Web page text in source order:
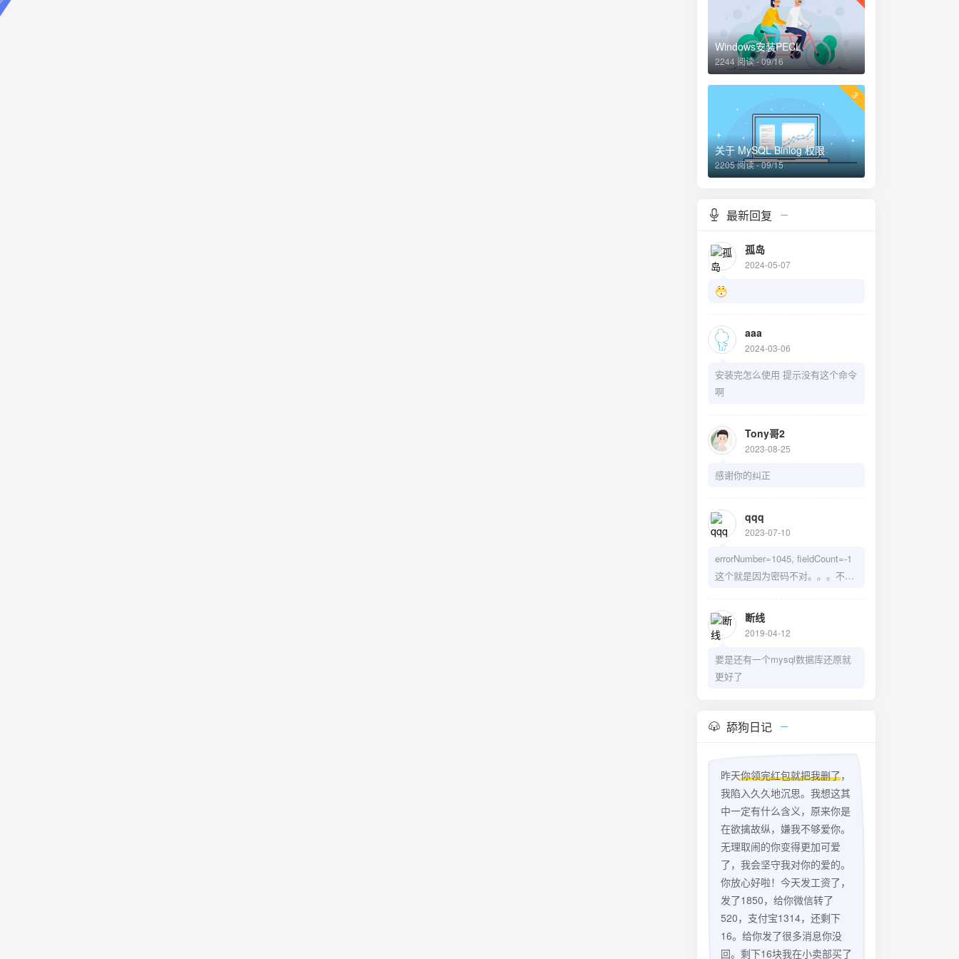
Windows安装PECL
2244 阅读 - 09/16
3
关于 MySQL Binlog 权限
2205 阅读 - 09/15
最新回复
孤岛
2024-05-07
aaa
2024-03-06
安装完怎么使用 提示没有这个命令
啊
Tony哥2
2023-08-25
感谢你的纠正
qqq
2023-07-10
errorNumber=1045, fieldCount=-1
这个就是因为密码不对。。。不是
断线
2019-04-12
要是还有一个mysql数据库还原就
更好了
舔狗日记
昨天你领完红包就把我删了，
我陷入久久地沉思。我想这其
中一定有什么含义，原来你是
在欲擒故纵，嫌我不够爱你。
无理取闹的你变得更加可爱
了，我会坚守我对你的爱的。
你放心好啦！今天发工资了，
发了1850，给你微信转了
520，支付宝1314，还剩下
16。给你发了很多消息你没
回。剩下16块我在小卖部买了